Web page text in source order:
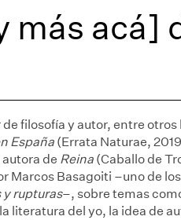
más acá]
filosofía y autor, entre otros
España (Errata Naturae,
de Reina (Caballo de
Marcos Basagoiti –uno de
y rupturas–, sobre temas
literatura del yo, la idea de